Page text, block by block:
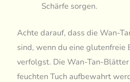
Schärfe sorgen.
Achte darauf, dass die Wan-
sind, wenn du eine glutenfreie
verfolgst. Die Wan-Tan-
feuchten Tuch aufbewahrt